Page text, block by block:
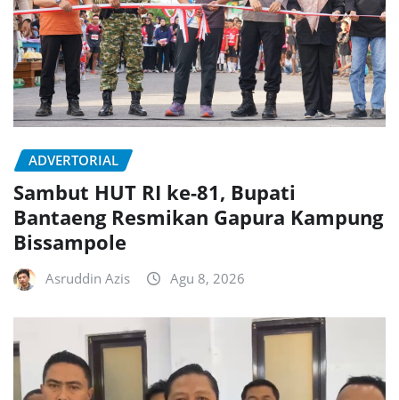
ADVERTORIAL
Sambut HUT RI ke-81, Bupati
Bantaeng Resmikan Gapura Kampung
Bissampole
Asruddin Azis Agu 8, 2026